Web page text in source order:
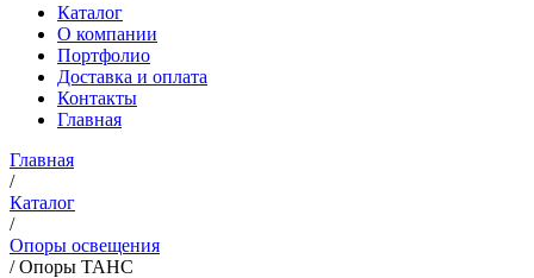
Каталог
О компании
Портфолио
Доставка и оплата
Контакты
Главная
Главная
/
Каталог
/
Опоры освещения
/Опоры ТАНС